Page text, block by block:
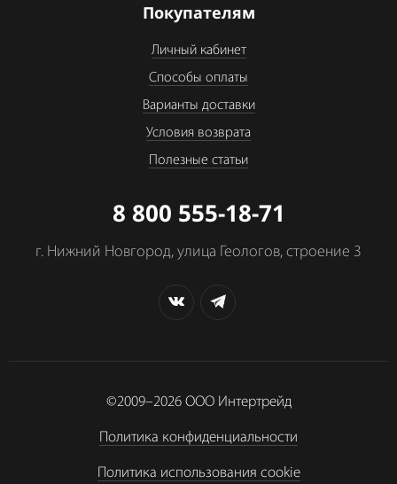
Покупателям
Личный кабинет
Способы оплаты
Варианты доставки
Условия возврата
Полезные статьи
8 800 555-18-71
г. Нижний Новгород, улица Геологов, строение 3
©2009–2026 ООО Интертрейд
Политика конфиденциальности
Политика использования cookie